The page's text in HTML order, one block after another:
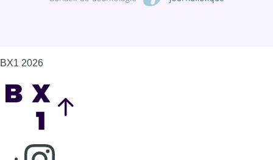
BX1 2026
Consulter page Instagram